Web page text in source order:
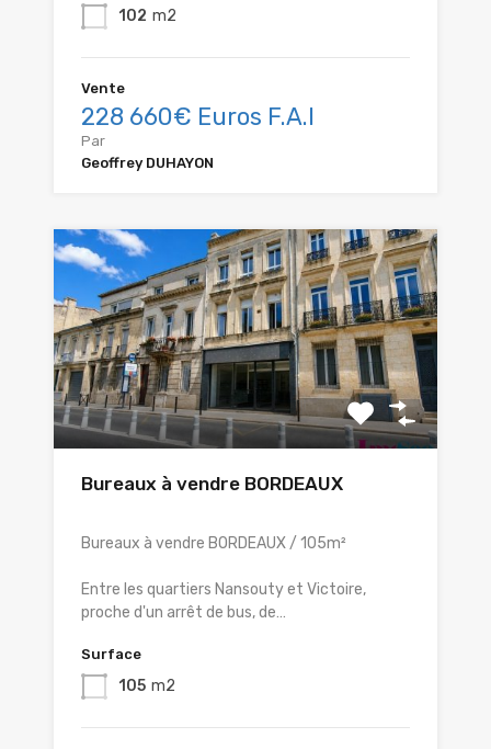
102 m2
Vente
228 660€ Euros F.A.I
Par
Geoffrey DUHAYON
Bureaux à vendre BORDEAUX
Bureaux à vendre BORDEAUX / 105m²
Entre les quartiers Nansouty et Victoire,
proche d'un arrêt de bus, de…
Surface
105 m2